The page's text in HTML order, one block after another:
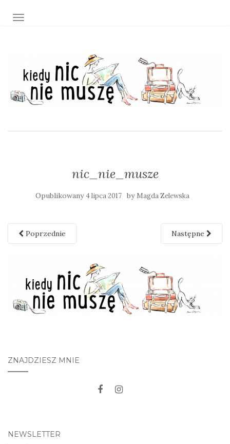
TOGGLE NAVIGATION
nic_nie_musze
Opublikowany4 lipca 2017 by Magda Zelewska
Poprzednie Następne
ZNAJDZIESZ MNIE
NEWSLETTER